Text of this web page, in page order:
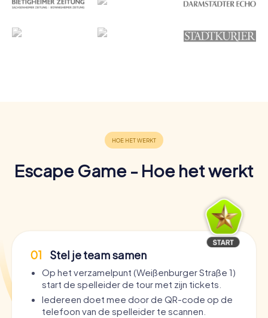
Escape Game - Hoe het werkt
01 Stel je team samen
Op het verzamelpunt (Weißenburger Straße 1)
start de spelleider de tour met zijn tickets.
Iedereen doet mee door de QR-code op de
telefoon van de spelleider te scannen.